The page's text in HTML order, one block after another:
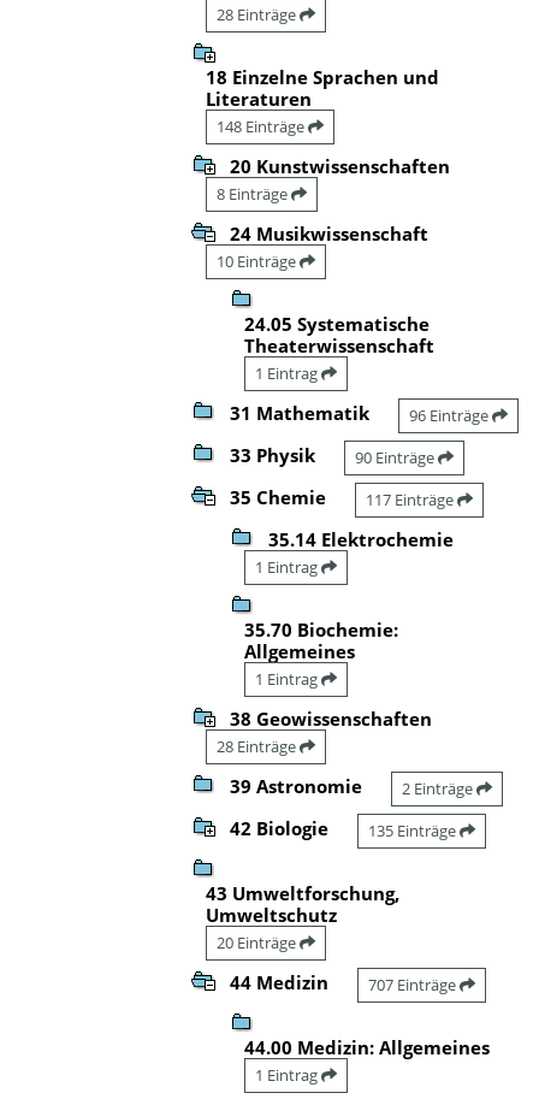
28 Einträge
18 Einzelne Sprachen und
Literaturen
148 Einträge
20 Kunstwissenschaften
8 Einträge
24 Musikwissenschaft
10 Einträge
24.05 Systematische
Theaterwissenschaft
1 Eintrag
31 Mathematik 96 Einträge
33 Physik 90 Einträge
35 Chemie 117 Einträge
35.14 Elektrochemie
1 Eintrag
35.70 Biochemie:
Allgemeines
1 Eintrag
38 Geowissenschaften
28 Einträge
39 Astronomie 2 Einträge
42 Biologie 135 Einträge
43 Umweltforschung,
Umweltschutz
20 Einträge
44 Medizin 707 Einträge
44.00 Medizin: Allgemeines
1 Eintrag